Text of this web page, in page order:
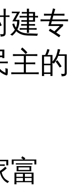
建专
主的